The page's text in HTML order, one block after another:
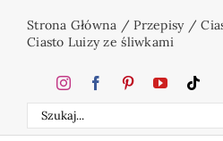
Strona Główna /Przepisy/
Ciasto Luizy ze śliwkami
Szukaj